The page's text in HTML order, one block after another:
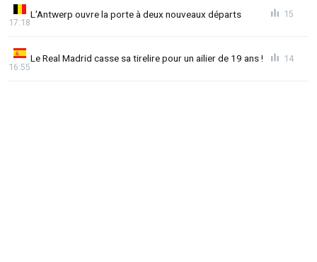
L'Antwerp ouvre la porte à deux nouveaux départs
17:18
15
Le Real Madrid casse sa tirelire pour un ailier de 19 ans !
16:55
14